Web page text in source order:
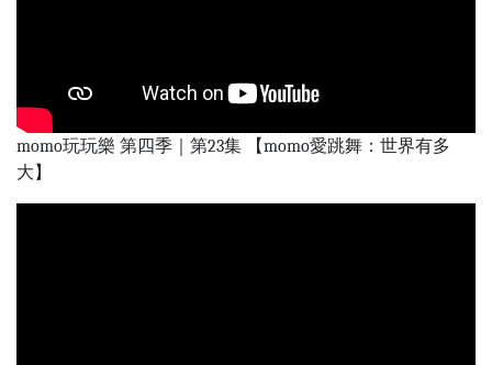
momo玩玩樂 第四季｜第23集 【momo愛跳舞：世界有多
大】